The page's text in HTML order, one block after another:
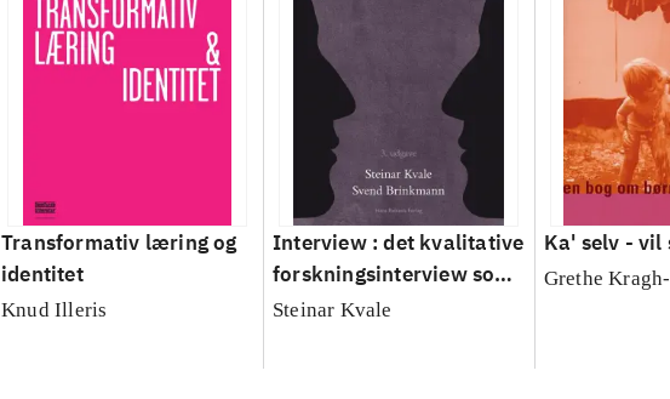
Transformativ læring og
identitet
Knud Illeris
Interview : det kvalitative
forskningsinterview som
håndværk
Steinar Kvale
Ka' selv - vil
Grethe